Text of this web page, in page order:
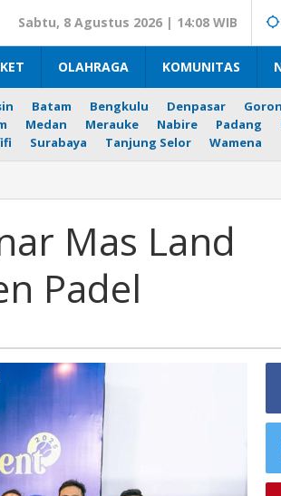
Sabtu, 8 Agustus 2026 | 14:08 WIB
OLAHRAGA KOMUNITAS
Batam Bengkulu Denpasar
Medan Merauke Nabire Padang
Surabaya Tanjung Selor Wamena
Mas Land
Padel